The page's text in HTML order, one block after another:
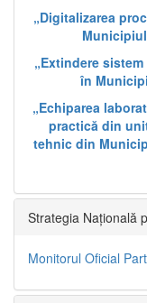
„Digitalizarea
„Extindere
în
„Echiparea
practică din
tehnic din
Strategia Națională
Monitorul Oficial